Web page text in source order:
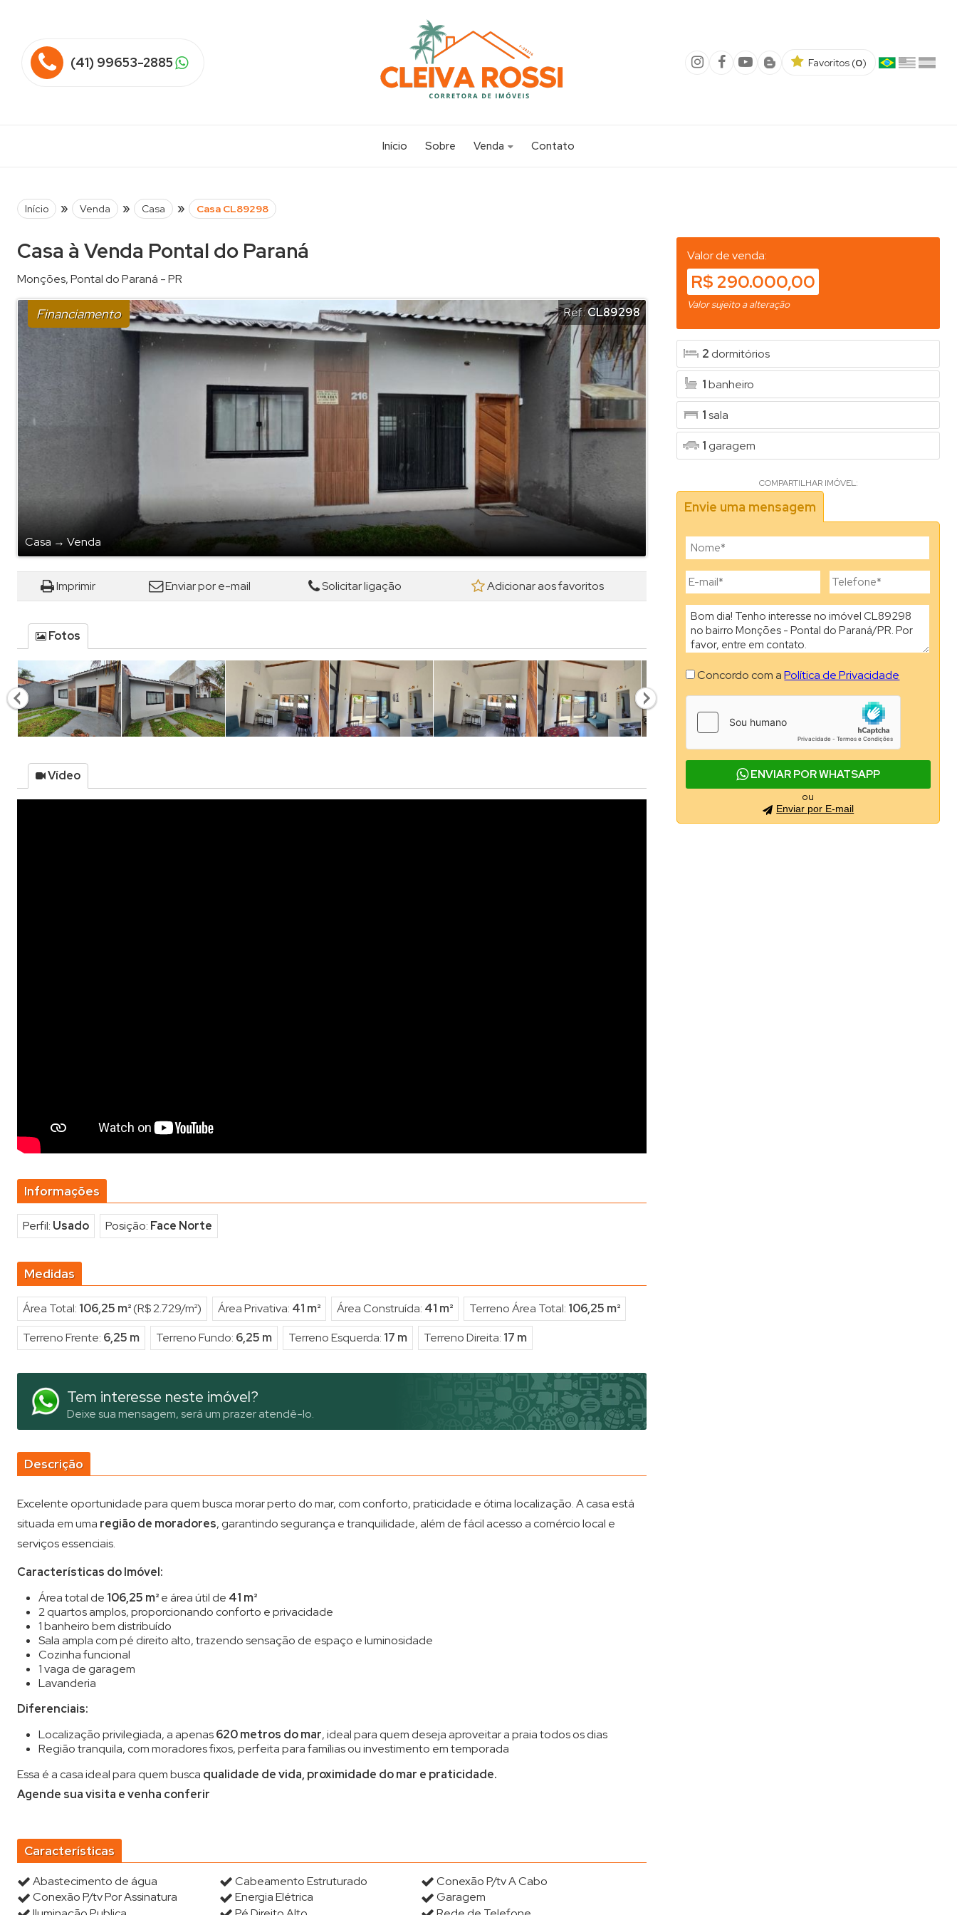
(41) 99653-2885 Favoritos (0)
Início Sobre
Venda
Contato
Início » Venda » Casa » Casa CL89298
Casa à Venda Pontal do Paraná
Monções,Pontal do Paraná -PR
Financiamento
Casa → Venda
Ref.:CL89298
Imprimir Enviar por e-mail Solicitar ligação Adicionar aos favoritos
Fotos
Vídeo
Informações
Perfil: Usado Posição: Face Norte
Medidas
Área Total: 106,25 m²(R$ 2.729/m²) Área Privativa: 41 m² Área Construída: 41 m² Terreno Área Total: 106,25 m²
Terreno Frente: 6,25 m Terreno Fundo: 6,25 m Terreno Esquerda: 17 m Terreno Direita: 17 m
Tem interesse neste imóvel?
Deixe sua mensagem, será um prazer atendê-lo.
Descrição
Excelente oportunidade para quem busca morar perto do mar, com conforto, praticidade e ótima localização. A casa está
situada em uma região de moradores, garantindo segurança e tranquilidade, além de fácil acesso a comércio local e
serviços essenciais.
Características do Imóvel:
Área total de 106,25 m²e área útil de 41 m²
2 quartos amplos, proporcionando conforto e privacidade
1 banheiro bem distribuído
Sala ampla com pé direito alto, trazendo sensação de espaço e luminosidade
Cozinha funcional
1 vaga de garagem
Lavanderia
Diferenciais:
Localização privilegiada, a apenas620 metros do mar, ideal para quem deseja aproveitar a praia todos os dias
Região tranquila, com moradores fixos, perfeita para famílias ou investimento em temporada
Essa é a casa ideal para quem busca qualidade de vida, proximidade do mar e praticidade.
Agende sua visita e venha conferir
Características
Abastecimento de água Cabeamento Estruturado
Conexão P/tv A Cabo
Conexão P/tv Por Assinatura
Energia Elétrica
Garagem
Valor de venda:
R$ 290.000,00
Valor sujeito a alteração
2 dormitórios
1banheiro
1sala
1 garagem
COMPARTILHAR IMÓVEL:
Envie uma mensagem
Concordo com aPolítica de Privacidade
ENVIAR POR WHATSAPP
ou
Enviar por E-mail